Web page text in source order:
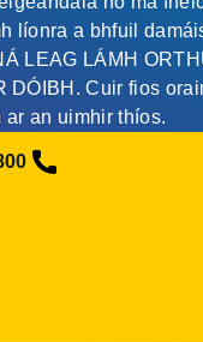
líonra a bhfuil
LEAG LÁMH
DÓIBH. Cuir fios
ar an uimhir thíos.